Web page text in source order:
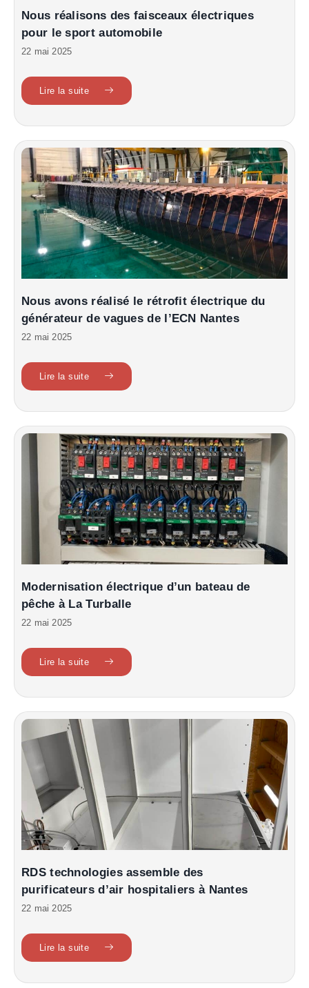
Nous réalisons des faisceaux électriques
pour le sport automobile
22 mai 2025
Lire la suite
Nous avons réalisé le rétrofit électrique du
générateur de vagues de l’ECN Nantes
22 mai 2025
Lire la suite
Modernisation électrique d’un bateau de
pêche à La Turballe
22 mai 2025
Lire la suite
RDS technologies assemble des
purificateurs d’air hospitaliers à Nantes
22 mai 2025
Lire la suite